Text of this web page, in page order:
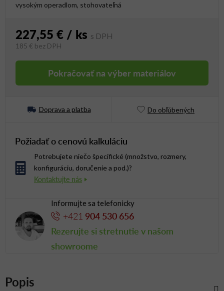
vysokým operadlom, stohovateľná
227,55 € / ks
185 € bez DPH
Pokračovať na výber materiálov
Doprava a platba Do obľúbených
Požiadať o cenovú kalkuláciu
Potrebujete niečo špecifické (množstvo, rozmery,
konfiguráciu, doručenie a pod.)?
Informujte sa telefonicky
+421 904 530 656
Rezerujte si stretnutie v našom
showroome
Popis